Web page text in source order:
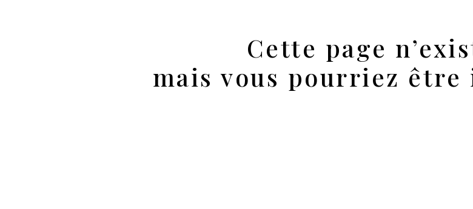
Cette page
mais vous pourriez